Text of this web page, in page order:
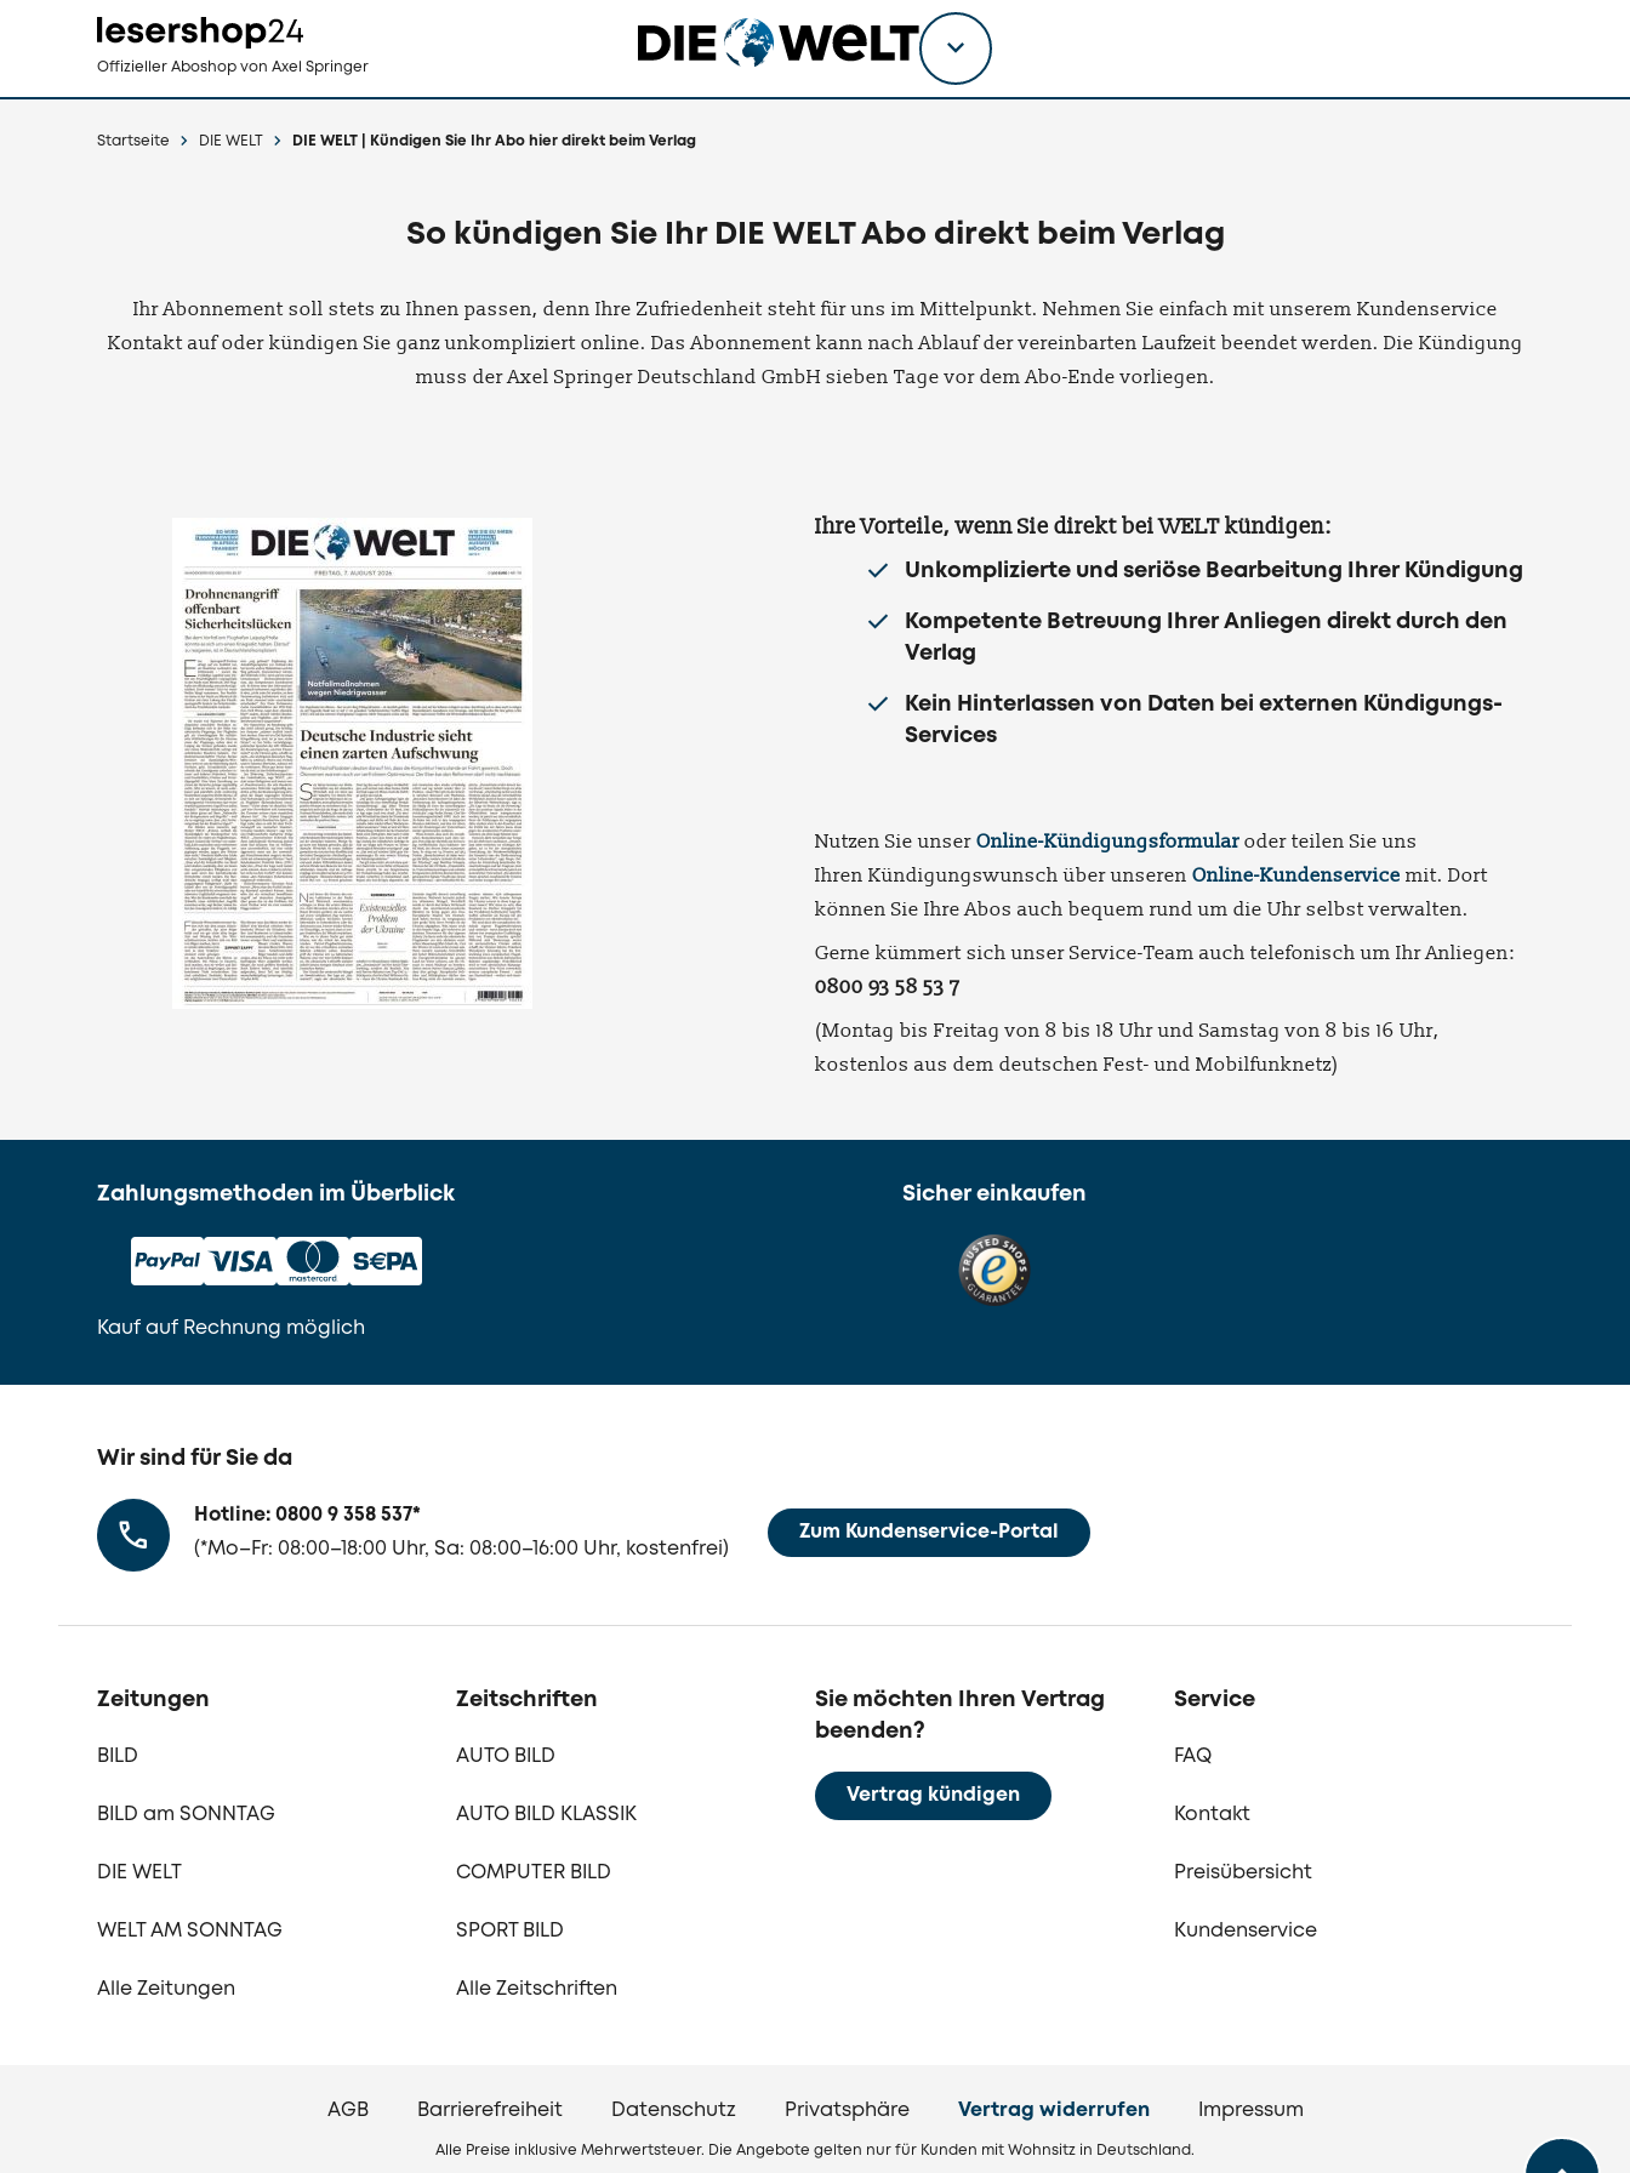
zum
Offizieller Aboshop von Axel Springer
Titel
wählen
Startseite DIE WELT DIE WELT | Kündigen Sie Ihr Abo hier direkt beim Verlag
So kündigen Sie Ihr DIE WELT Abo direkt beim Verlag
Ihr Abonnement soll stets zu Ihnen passen, denn Ihre Zufriedenheit steht für uns im Mittelpunkt. Nehmen Sie einfach mit unserem Kundenservice
Kontakt auf oder kündigen Sie ganz unkompliziert online. Das Abonnement kann nach Ablauf der vereinbarten Laufzeit beendet werden. Die Kündigung
muss der Axel Springer Deutschland GmbH sieben Tage vor dem Abo-Ende vorliegen.
‍Ihre Vorteile, wenn Sie direkt bei WELT kündigen:
Unkomplizierte und seriöse Bearbeitung Ihrer Kündigung
Kompetente Betreuung Ihrer Anliegen direkt durch den
Verlag
Kein Hinterlassen von Daten bei externen Kündigungs-
Services
Nutzen Sie unser Online-Kündigungsformular oder teilen Sie uns
Ihren Kündigungswunsch über unseren Online-Kundenservice mit. Dort
können Sie Ihre Abos auch bequem rund um die Uhr selbst verwalten.
Gerne kümmert sich unser Service-Team auch telefonisch um Ihr Anliegen:
0800 93 58 53 7
(Montag bis Freitag von 8 bis 18 Uhr und Samstag von 8 bis 16 Uhr,
kostenlos aus dem deutschen Fest- und Mobilfunknetz)
Zahlungsmethoden im Überblick
Kauf auf Rechnung möglich
Sicher einkaufen
Wir sind für Sie da
Hotline: 0800 9 358 537*
(*Mo–Fr: 08:00–18:00 Uhr, Sa: 08:00–16:00 Uhr, kostenfrei)
Zum Kundenservice-Portal
Zeitungen
BILD
BILD am SONNTAG
DIE WELT
WELT AM SONNTAG
Alle Zeitungen
Zeitschriften
AUTO BILD
AUTO BILD KLASSIK
COMPUTER BILD
SPORT BILD
Alle Zeitschriften
Sie möchten Ihren Vertrag
beenden?
Vertrag kündigen
Service
FAQ
Kontakt
Preisübersicht
Kundenservice
AGB Barrierefreiheit Datenschutz Privatsphäre Vertrag widerrufen Impressum
Alle Preise inklusive Mehrwertsteuer. Die Angebote gelten nur für Kunden mit Wohnsitz in Deutschland.